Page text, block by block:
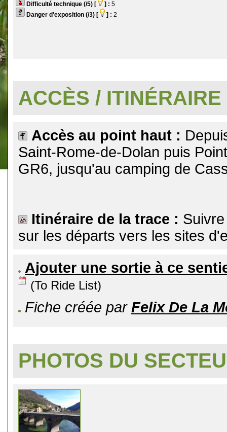
Difficulté technique (/5) [
] : 5
Danger d'exposition (/3) [
] : 2
ACCÈS / ITINÉRAIRE
Accès au point haut :
Saint-Rome-de-Dolan puis
GR6, jusqu'au camping de
Itinéraire de la trace :
sur les départs vers les sites
Ajouter une sortie à ce
(To Ride List)
Fiche créée par Felix De La
PHOTOS DU